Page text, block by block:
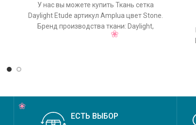
У нас вы можете купить Ткань сетка
Daylight Etude артикул Amplua цвет Stone.
Бренд производства ткани: Daylight,
коллекция Etude, основной
ЕСТЬ ВЫБОР